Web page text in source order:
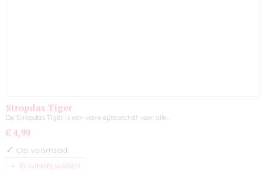
Stropdas Tiger
De Stropdas Tiger is een ware eyecatcher voor alle…
€ 4,99
✓ Op voorraad
IN WINKELWAGEN